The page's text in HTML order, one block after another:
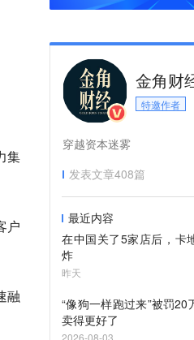
集
户
融
金角财
特邀作者
穿越资本迷雾
发表文章408篇
最近内容
在中国关了5家店后，卡
炸
昨天
“像狗一样跑过来”被罚20
卖得更好了
2026-08-03